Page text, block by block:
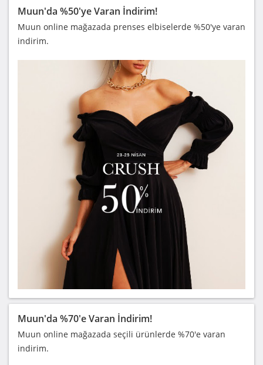
Muun'da %50'ye Varan İndirim!
Muun online mağazada prenses elbiselerde %50'ye varan
indirim.
Muun'da %70'e Varan İndirim!
Muun online mağazada seçili ürünlerde %70'e varan
indirim.